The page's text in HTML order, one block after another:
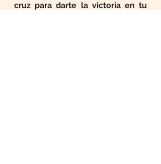
cruz para darte la victoria en tu